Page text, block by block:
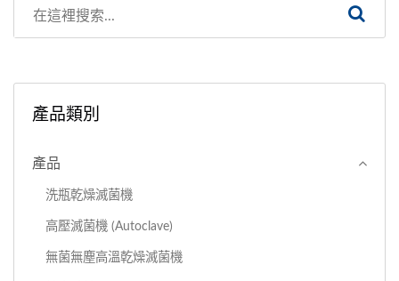
產品類別
產品
洗瓶乾燥滅菌機
高壓滅菌機 (Autoclave)
無菌無塵高溫乾燥滅菌機